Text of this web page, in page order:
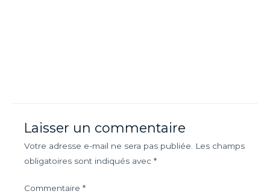
Laisser un commentaire
Votre adresse e-mail ne sera pas publiée.
Les champs
obligatoires sont indiqués avec *
Commentaire *